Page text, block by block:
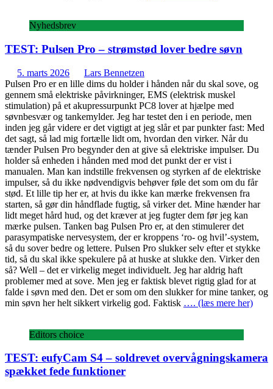
Nyhedsbrev
TEST: Pulsen Pro – strømstød lover bedre søvn
5. marts 2026
Lars Bennetzen
Pulsen Pro er en lille dims du holder i hånden når du skal sove, og
gennem små elektriske påvirkninger, EMS (elektrisk muskel
stimulation) på et akupressurpunkt PC8 lover at hjælpe med
søvnbesvær og tankemylder. Jeg har testet den i en periode, men
inden jeg går videre er det vigtigt at jeg slår et par punkter fast: Med
det sagt, så lad mig fortælle lidt om, hvordan den virker. Når du
tænder Pulsen Pro begynder den at give så elektriske impulser. Du
holder så enheden i hånden med mod det punkt der er vist i
manualen. Man kan indstille frekvensen og styrken af de elektriske
impulser, så du ikke nødvendigvis behøver føle det som om du får
stød. Et lille tip her er, at hvis du ikke kan mærke frekvensen fra
starten, så gør din håndflade fugtig, så virker det. Mine hænder har
lidt meget hård hud, og det kræver at jeg fugter dem før jeg kan
mærke pulsen. Tanken bag Pulsen Pro er, at den stimulerer det
parasympatiske nervesystem, der er kroppens ‘ro- og hvil’-system,
så du sover bedre og lettere. Pulsen Pro slukker selv efter et stykke
tid, så du skal ikke spekulere på at huske at slukke den. Virker den
så? Well – det er virkelig meget individuelt. Jeg har aldrig haft
problemer med at sove. Men jeg er faktisk blevet rigtig glad for at
falde i søvn med den. Det er som om den slukker for mine tanker, og
min søvn her helt sikkert virkelig god. Faktisk …. (læs mere her)
Editors choice
TEST: eufyCam S4 – soldrevet overvågningskamera
spækket fede funktioner